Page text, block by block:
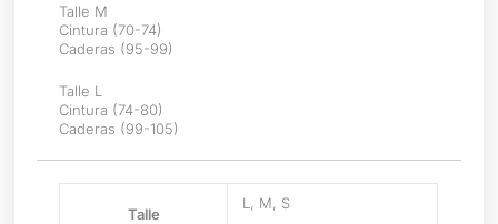
Talle M
Cintura (70-74)
Caderas (95-99)
Talle L
Cintura (74-80)
Caderas (99-105)
Talle
L, M, S